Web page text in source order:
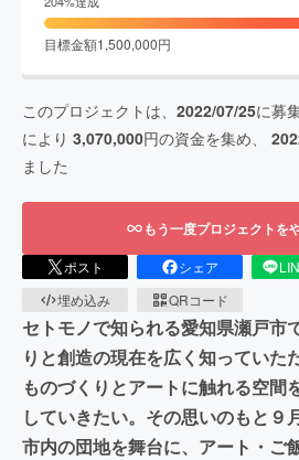
目標金額1,500,000円
このプロジェクトは、 2022/07/25に募
により 3,070,000円の資金を集め、
ました
もう一度プロジェクトを
ポスト シェア
埋め込み
QRコード
セトモノで知られる愛知県瀬戸市
りと創造の現在を広く知っていた
ものづくりとアートに触れる空間
していきたい。その思いのもと９
市内の団地を舞台に、アート・ご